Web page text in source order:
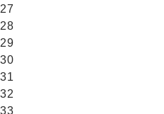
27
28
29
30
31
32
33